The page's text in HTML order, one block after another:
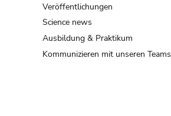
Veröffentlichungen
Science news
Ausbildung & Praktikum
Kommunizieren mit unseren Teams